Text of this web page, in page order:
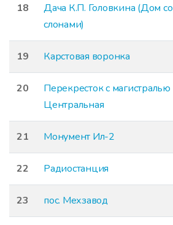
18
Дача К.П. Головкина (Дом со
слонами)
19 Карстовая воронка
20
Перекресток с магистралью
Центральная
21 Монумент Ил-2
22 Радиостанция
23 пос. Мехзавод